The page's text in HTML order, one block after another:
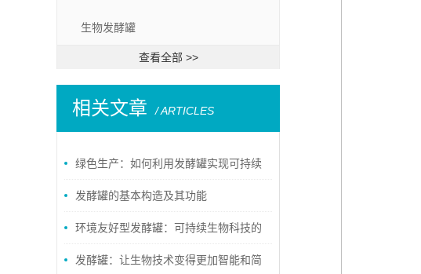
生物发酵罐
查看全部 >>
相关文章 / ARTICLES
绿色生产：如何利用发酵罐实现可持续
农业发酵罐的基本构造及其功能
环境友好型发酵罐：可持续生物科技的
新方向
发酵罐：让生物技术变得更加智能和简